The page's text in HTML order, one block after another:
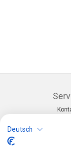
Deutsch